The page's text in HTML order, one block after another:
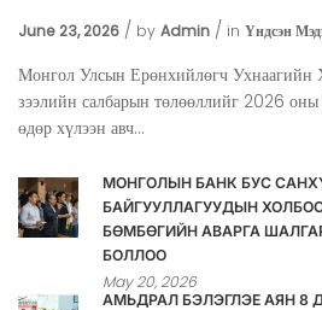
June 23, 2026 by Admin in Үндсэн
Монгол Улсын Ерөнхийлөгч Ухнаагийн
зээлийн салбарын төлөөллийг 2026
өдөр хүлээн авч...
МОНГОЛЫН БАНК БУС
БАЙГУУЛЛАГУУДЫН
БӨМБӨГИЙН АВАРГА
БОЛЛОО
May 20, 2026
АМЬДРАЛ БЭЛЭГЛЭЕ АЯН 8